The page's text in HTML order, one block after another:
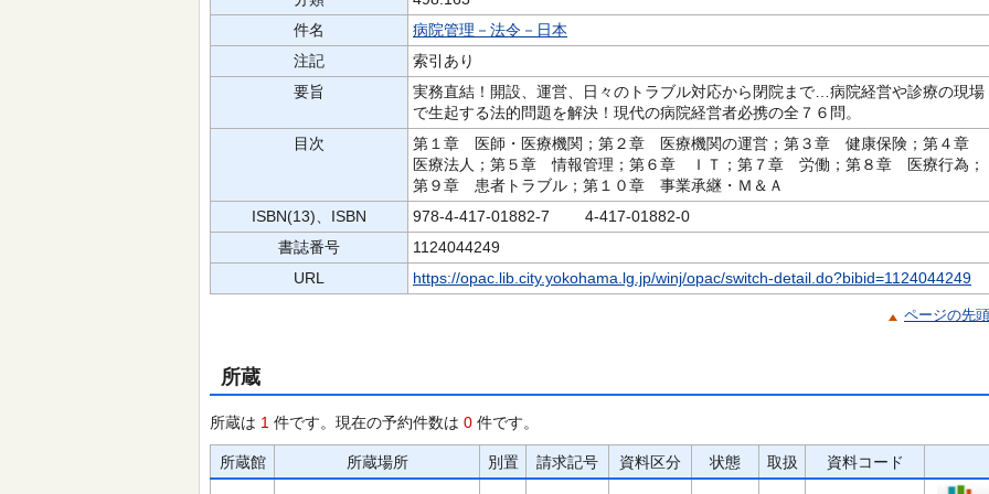
件名
病院管理－法令－日本
注記
索引あり
要旨
実務直結！開設、運営、日々のトラブル対応から閉院まで…病院経営や診療の現場
で生起する法的問題を解決！現代の病院経営者必携の全７６問。
目次
第１章 医師・医療機関；第２章 医療機関の運営；第３章 健康保険；第４章
医療法人；第５章 情報管理；第６章 ＩＴ；第７章 労働；第８章 医療行為；
第９章 患者トラブル；第１０章 事業承継・Ｍ＆Ａ
ISBN(13)、ISBN
978-4-417-01882-7 4-417-01882-0
書誌番号
1124044249
URL
https://opac.lib.city.yokohama.lg.jp/winj/opac/switch-detail.do?bibid=1124044249
ページの先
所蔵
所蔵は 1 件です。現在の予約件数は 0 件です。
所蔵館 所蔵場所 別置 請求記号 資料区分 状態 取扱 資料コード